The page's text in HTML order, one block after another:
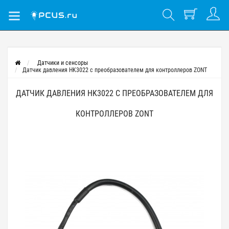
Датчики и сенсоры
Датчик давления HK3022 с преобразователем для контроллеров ZONT
ДАТЧИК ДАВЛЕНИЯ HK3022 С ПРЕОБРАЗОВАТЕЛЕМ ДЛЯ
КОНТРОЛЛЕРОВ ZONT